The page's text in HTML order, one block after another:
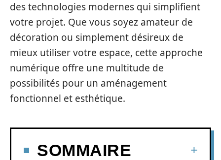
des technologies modernes qui simplifient
votre projet. Que vous soyez amateur de
décoration ou simplement désireux de
mieux utiliser votre espace, cette approche
numérique offre une multitude de
possibilités pour un aménagement
fonctionnel et esthétique.
SOMMAIRE